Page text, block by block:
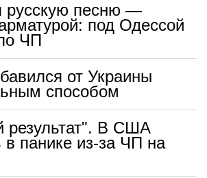
русскую песню —
под Одессой
ЧП
от Украины
способом
результат". В США
в панике из-за ЧП на